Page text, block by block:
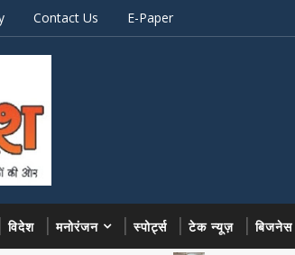
Contact Us E-Paper
विदेश मनोरंजन स्पोर्ट्स टेक न्यूज़ बिजनेस